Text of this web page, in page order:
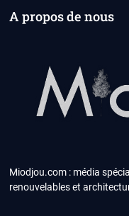
A propos de nous
Miodjou.com : média
renouvelables et